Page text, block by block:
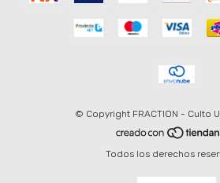
© Copyright FRACTION - Culto
Todos los derechos